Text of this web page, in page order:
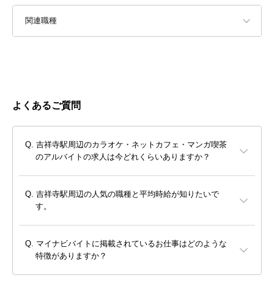
関連職種
よくあるご質問
吉祥寺駅周辺のカラオケ・ネットカフェ・マンガ喫茶
のアルバイトの求人は今どれくらいありますか？
吉祥寺駅周辺の人気の職種と平均時給が知りたいで
す。
マイナビバイトに掲載されているお仕事はどのような
特徴がありますか？